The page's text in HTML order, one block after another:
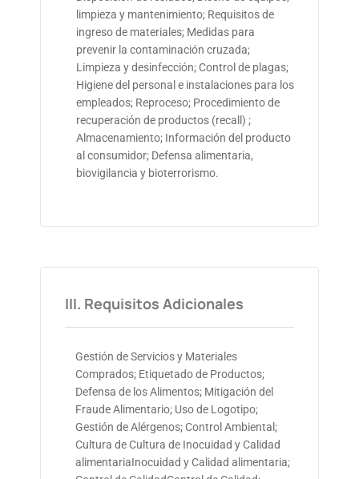
limpieza y mantenimiento; Requisitos de
ingreso de materiales; Medidas para
prevenir la contaminación cruzada;
Limpieza y desinfección; Control de plagas;
Higiene del personal e instalaciones para los
empleados; Reproceso; Procedimiento de
recuperación de productos (recall) ;
Almacenamiento; Información del producto
al consumidor; Defensa alimentaria,
biovigilancia y bioterrorismo.
III. Requisitos Adicionales
Gestión de Servicios y Materiales
Comprados; Etiquetado de Productos;
Defensa de los Alimentos; Mitigación del
Fraude Alimentario; Uso de Logotipo;
Gestión de Alérgenos; Control Ambiental;
Cultura de Cultura de Inocuidad y Calidad
alimentariaInocuidad y Calidad alimentaria;